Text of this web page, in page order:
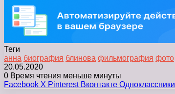
Теги
анна биография блинова фильмография фото
20.05.2020
0 Время чтения меньше минуты
Facebook X Pinterest Вконтакте Одноклассники